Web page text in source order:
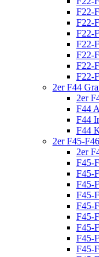
F22-
F22-
F22-
F22-
F22-
F22-
F22-
2er F44
2er
F44
F44
F44
2er F45-
2er
F45-
F45-
F45-
F45-
F45-
F45-
F45-
F45-
F45-